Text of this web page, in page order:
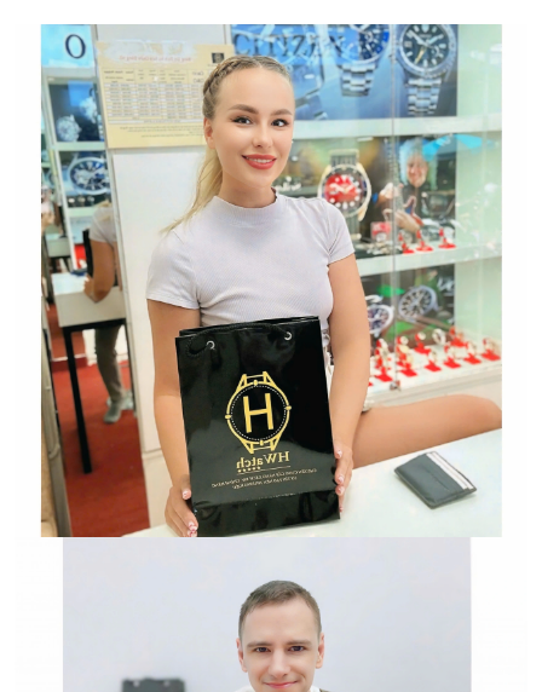
HWATCH Chuyên Nhập khẩu Và Phân Phối Các Loại
Đồng Hồ Chính Hãng
HWATCH Chuyên Nhập khẩu Và Phân Phối Các Loại
Đồng Hồ Chính Hãng
Hwatch Chuyên Nhập khẩu Và Phân Phối Các Loại
Đồng Hồ Chính Hãng
Hwatch Chuyên Nhập khẩu Và Phân Phối Các Loại
Đồng Hồ Chính Hãng
Hwatch Chuyên Nhập khẩu Và Phân Phối Các Loại
Đồng Hồ Chính Hãng